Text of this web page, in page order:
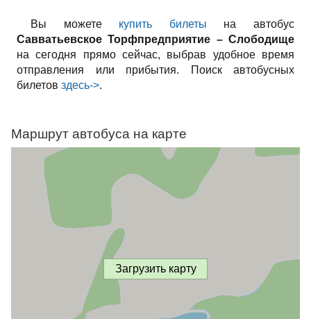
Вы можете купить билеты на автобус
Савватьевское Торфпредприятие – Слободище
на сегодня прямо сейчас, выбрав удобное время
отправления или прибытия. Поиск автобусных
билетов здесь->.
Маршрут автобуса на карте
Загрузить карту